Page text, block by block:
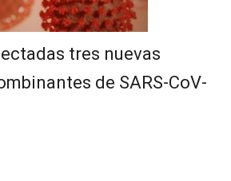
tres nuevas
de SARS-CoV-